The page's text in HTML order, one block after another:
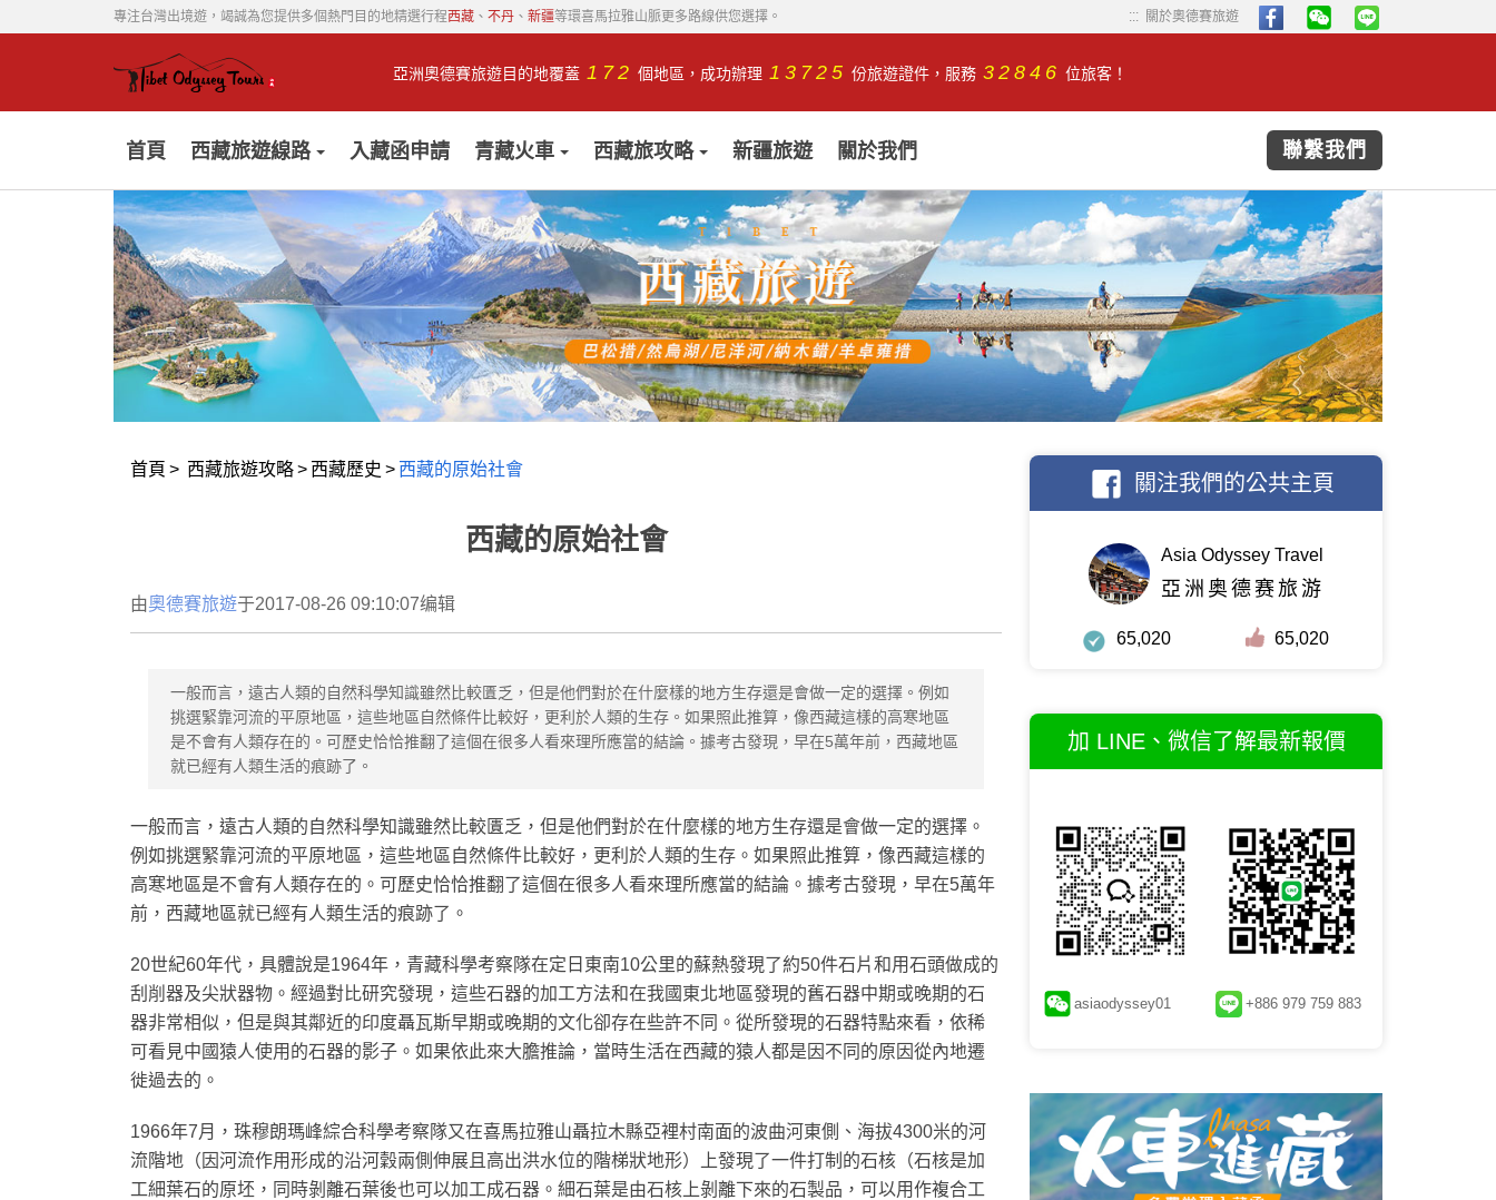
專注台灣出境遊，竭誠為您提供多個熱門目的地精選行程西藏 、 不丹 、 新疆等環喜馬拉雅山脈更多路線供您選擇。 ...
... 關於奧德賽旅遊
亞洲奧德賽旅遊目的地覆蓋 172 個地區，成功辦理 13725 份旅遊證件，服務 32846 位旅客！
首頁 西藏旅遊線路 入藏函申請 青藏火車 西藏旅攻略 新疆旅遊 關於我們 聯繫我們
首頁 > 西藏旅遊攻略> 西藏歷史 > 西藏的原始社會
西藏的原始社會
由奧德賽旅遊于2017-08-26 09:10:07编辑
一般而言，遠古人類的自然科學知識雖然比較匱乏，但是他們對於在什麼樣的地方生存還是會做一定的選擇。例如
挑選緊靠河流的平原地區，這些地區自然條件比較好，更利於人類的生存。如果照此推算，像西藏這樣的高寒地區
是不會有人類存在的。可歷史恰恰推翻了這個在很多人看來理所應當的結論。據考古發現，早在5萬年前，西藏地區
就已經有人類生活的痕跡了。
一般而言，遠古人類的自然科學知識雖然比較匱乏，但是他們對於在什麼樣的地方生存還是會做一定的選擇。
例如挑選緊靠河流的平原地區，這些地區自然條件比較好，更利於人類的生存。如果照此推算，像西藏這樣的
高寒地區是不會有人類存在的。可歷史恰恰推翻了這個在很多人看來理所應當的結論。據考古發現，早在5萬年
前，西藏地區就已經有人類生活的痕跡了。
20世紀60年代，具體說是1964年，青藏科學考察隊在定日東南10公里的蘇熱發現了約50件石片和用石頭做成的
刮削器及尖狀器物。經過對比研究發現，這些石器的加工方法和在我國東北地區發現的舊石器中期或晚期的石
器非常相似，但是與其鄰近的印度聶瓦斯早期或晚期的文化卻存在些許不同。從所發現的石器特點來看，依稀
可看見中國猿人使用的石器的影子。如果依此來大膽推論，當時生活在西藏的猿人都是因不同的原因從內地遷
徙過去的。
1966年7月，珠穆朗瑪峰綜合科學考察隊又在喜馬拉雅山聶拉木縣亞裡村南面的波曲河東側、海拔4300米的河
流階地（因河流作用形成的沿河穀兩側伸展且高出洪水位的階梯狀地形）上發現了一件打制的石核（石核是加
工細葉石的原坯，同時剝離石葉後也可以加工成石器。細石葉是由石核上剝離下來的石製品，可以用作複合工
關注我們的公共主頁
Asia Odyssey Travel
亞洲奥德赛旅游
65,020 65,020
加 LINE、微信了解最新報價
asiaodyssey01 +886 979 759 883